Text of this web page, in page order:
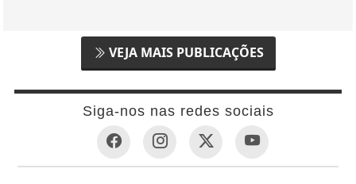
VEJA MAIS PUBLICAÇÕES
Siga-nos nas redes sociais